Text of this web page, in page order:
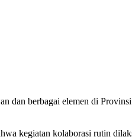
berbagai elemen di
kegiatan kolaborasi rutin